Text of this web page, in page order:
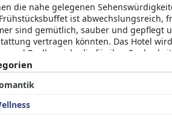
die nahe gelegenen
ist abwechslungsreich,
sind gemütlich, sauber und gepflegt
vertragen könnten. Das Hotel
und Poolbereich, die für ihre
hätten. Das Parken ist im
Bewertungen positiv sind.
des aufmerksamen